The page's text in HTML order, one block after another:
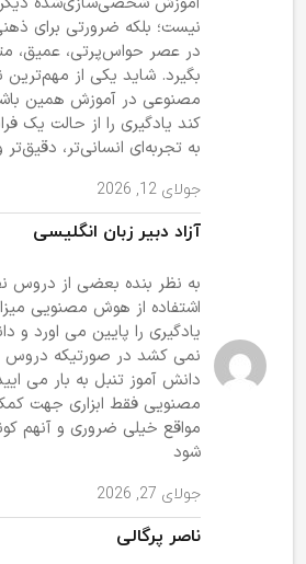
نیست؛ بلکه ضرورتی برای
در عصر حواس‌پرتی، عمیق،
بگیرد. شاید یکی از
مصنوعی در آموزش همین
کند یادگیری را از حالت یک
به تجربه‌ای انسانی‌تر،
جولای 12, 2026
آزاد دبیر زبان انگلیسی
به نظر بنده بعضی از دروس
اشتفاده از هوش مصنویی
یادگیری را پایین می اورد و
نمی کشد در صورتیکه دروس
دانش آموز تنبل به بار می
مصنویی فقط ابزاری جهت
مواقع خیلی ضروری و آنهم
شود
جولای 27, 2026
ناصر پرگالی